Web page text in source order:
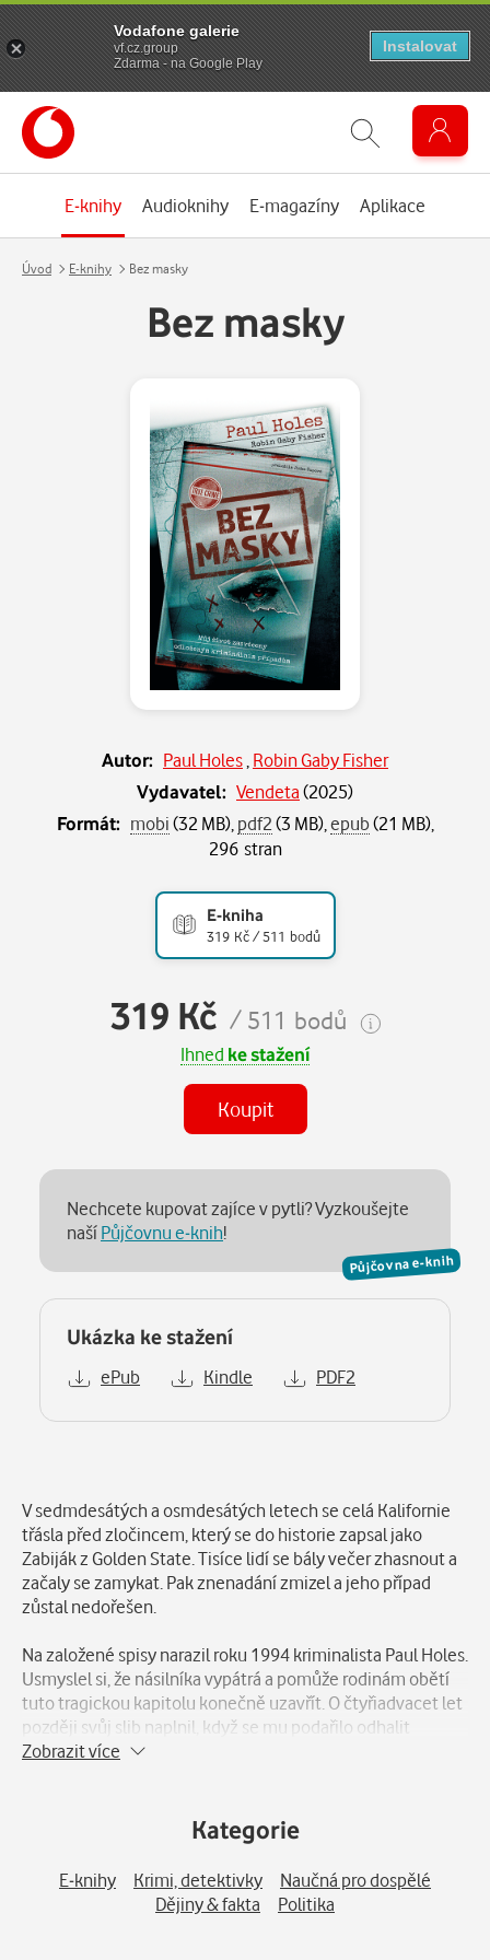
E-knihy Audioknihy E-magazíny Aplikace
Úvod E-knihy Bez masky
Bez masky
Autor: Paul Holes Robin Gaby Fisher
Vydavatel: Vendeta(2025)
Formát: mobi(32 MB), pdf2(3 MB), epub(21 MB),
296 stran
E-kniha
319 Kč / 511 bodů
319 Kč / 511 bodů
Ihned ke stažení
Koupit
Půjčovna e-knih
Nechcete kupovat zajíce v pytli? Vyzkoušejte
našíPůjčovnu e-knih!
Ukázka ke stažení
ePub Kindle PDF2
V sedmdesátých a osmdesátých letech se celá Kalifornie
třásla před zločincem, který se do historie zapsal jako
Zabiják z Golden State. Tisíce lidí se bály večer zhasnout a
začaly se zamykat. Pak znenadání zmizel a jeho případ
zůstal nedořešen.
Na založené spisy narazil roku 1994 kriminalista Paul Holes.
Usmyslel si, že násilníka vypátrá a pomůže rodinám obětí
tuto tragickou kapitolu konečně uzavřít. O čtyřiadvacet let
později svůj slib naplnil, když se mu podařilo odhalit
dvaasedmdesátiletého Josepha DeAngela.
dopadení Zabijáka z Golden State je sice veřejnosti znám,
nikdo však až dosud neměl šanci poznat muže, který za tím
vším stojí.
Paul Holes nás provází vzpomínkami na svoji kariéru a
Zobrazit více
Kategorie
E-knihy Krimi, detektivky
Naučná pro dospělé
Dějiny & fakta
Politika
Vodafone galerie
vf.cz.group
Zdarma - na Google Play
Instalovat